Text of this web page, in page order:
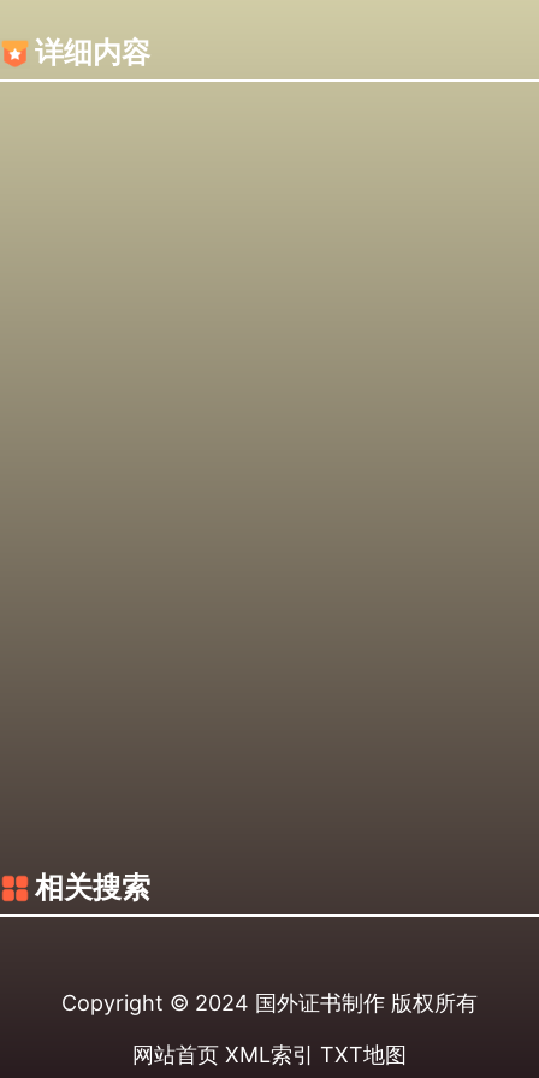
详细内容
相关搜索
Copyright © 2024 国外证书制作 版权所有
网站首页 XML索引 TXT地图